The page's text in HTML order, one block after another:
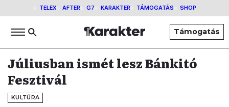
TELEX AFTER G7 KARAKTER TÁMOGATÁS SHOP
Támogatás
Júliusban ismét lesz Bánkitó
Fesztivál
KULTÚRA